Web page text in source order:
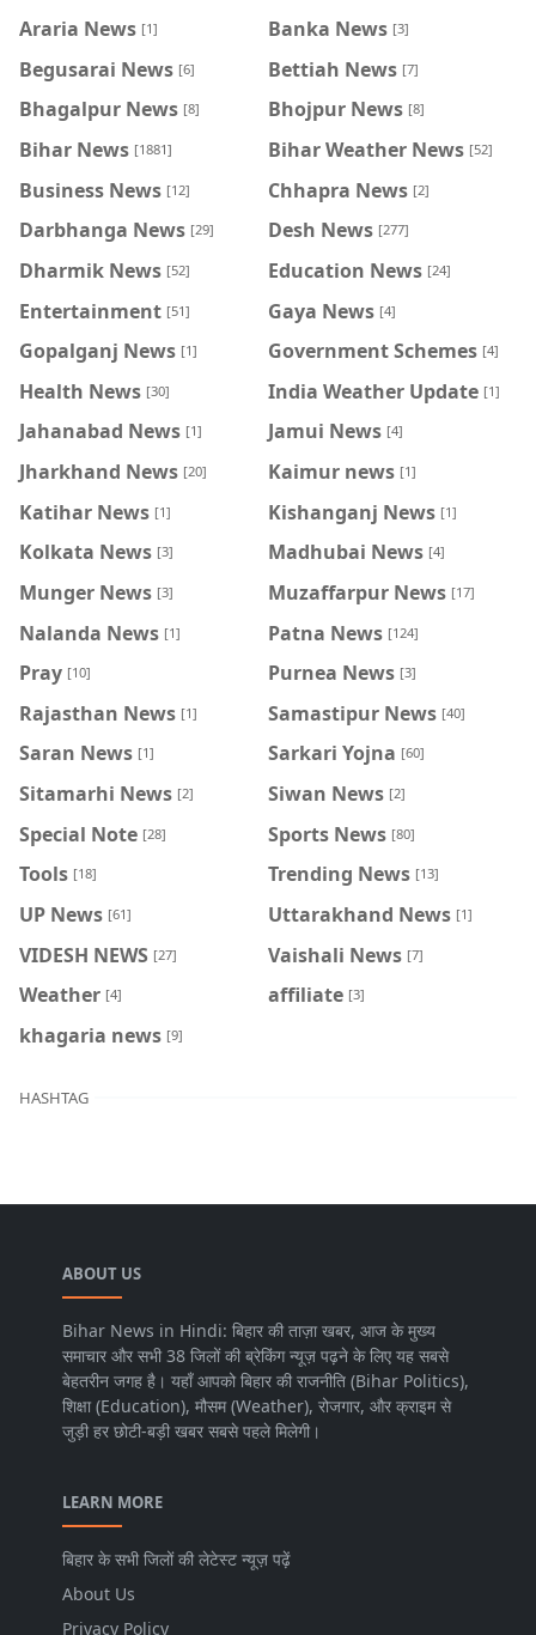
Araria News [1] Banka News [3]
Begusarai News [6] Bettiah News [7]
Bhagalpur News [8] Bhojpur News [8]
Bihar News [1881] Bihar Weather News [52]
Business News [12] Chhapra News [2]
Darbhanga News [29] Desh News [277]
Dharmik News [52] Education News [24]
Entertainment [51] Gaya News [4]
Gopalganj News [1] Government Schemes [4]
Health News [30] India Weather Update [1]
Jahanabad News [1] Jamui News [4]
Jharkhand News [20] Kaimur news [1]
Katihar News [1] Kishanganj News [1]
Kolkata News [3] Madhubai News [4]
Munger News [3] Muzaffarpur News [17]
Nalanda News [1] Patna News [124]
Pray [10] Purnea News [3]
Rajasthan News [1] Samastipur News [40]
Saran News [1] Sarkari Yojna [60]
Sitamarhi News [2] Siwan News [2]
Special Note [28] Sports News [80]
Tools [18] Trending News [13]
UP News [61] Uttarakhand News [1]
VIDESH NEWS [27] Vaishali News [7]
Weather [4] affiliate [3]
khagaria news [9]
HASHTAG
ABOUT US
Bihar News in Hindi: बिहार की ताज़ा खबर, आज के मुख्य
समाचार और सभी 38 जिलों की ब्रेकिंग न्यूज़ पढ़ने के लिए यह सबसे
बेहतरीन जगह है। यहाँ आपको बिहार की राजनीति (Bihar Politics),
शिक्षा (Education), मौसम (Weather), रोजगार, और क्राइम से
जुड़ी हर छोटी-बड़ी खबर सबसे पहले मिलेगी।
LEARN MORE
बिहार के सभी जिलों की लेटेस्ट न्यूज़ पढ़ें
About Us
Privacy Policy